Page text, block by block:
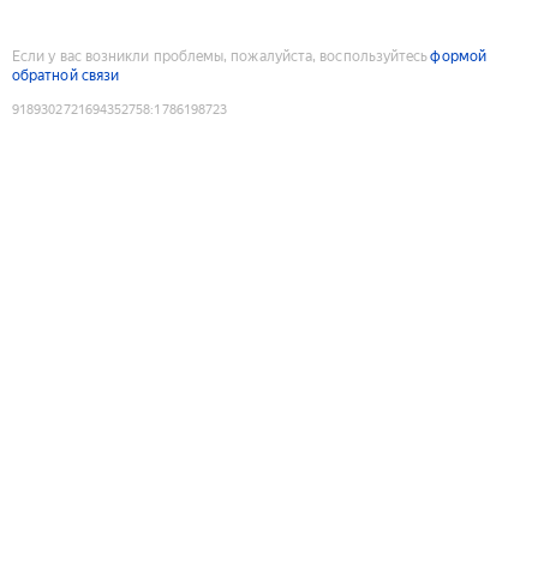
Если у вас возникли проблемы, пожалуйста, воспользуйтесьформой
обратной связи
9189302721694352758:1786198723